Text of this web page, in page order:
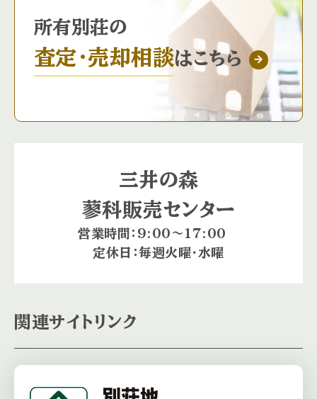
所有別荘の
査定・売却相談はこちら
三井の森
蓼科販売センター
営業時間：9:00〜17:00
定休日：毎週火曜・水曜
関連サイトリンク